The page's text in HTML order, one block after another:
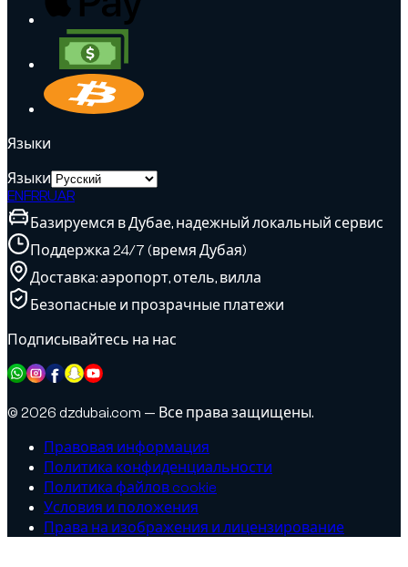
Языки
Языки
ENFRRUAR
Базируемся в Дубае, надежный локальный сервис
Поддержка 24/7 (время Дубая)
Доставка: аэропорт, отель, вилла
Безопасные и прозрачные платежи
Подписывайтесь на нас
© 2026 dzdubai.com — Все права защищены.
Правовая информация
Политика конфиденциальности
Политика файлов cookie
Условия и положения
Права на изображения и лицензирование